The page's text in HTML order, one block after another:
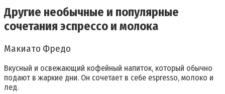
Другие необычные и популярные
сочетания эспрессо и молока
Макиато Фредо
Вкусный и освежающий кофейный напиток, который обычно
подают в жаркие дни. Он сочетает в себе espresso, молоко и
лед.